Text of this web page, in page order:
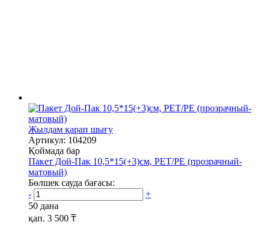
Жылдам қарап шығу
Артикул: 104209
Қоймада бар
Пакет Дой-Пак 10,5*15(+3)см, PET/PE (прозрачный-
матовый)
Бөлшек сауда бағасы:
-
+
50 дана
қап. 3 500 ₸